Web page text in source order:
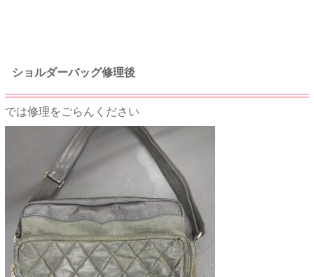
ショルダーバッグ修理後
では修理をごらんください